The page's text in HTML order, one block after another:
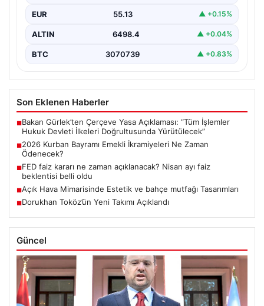
EUR 55.13 ▲ +0.15%
ALTIN 6498.4 ▲ +0.04%
BTC 3070739 ▲ +0.83%
Son Eklenen Haberler
■Bakan Gürlek’ten Çerçeve Yasa Açıklaması: “Tüm İşlemler
Hukuk Devleti İlkeleri Doğrultusunda Yürütülecek”
■2026 Kurban Bayramı Emekli İkramiyeleri Ne Zaman
Ödenecek?
■FED faiz kararı ne zaman açıklanacak? Nisan ayı faiz
beklentisi belli oldu
■Açık Hava Mimarisinde Estetik ve bahçe mutfağı Tasarımları
■Dorukhan Toköz’ün Yeni Takımı Açıklandı
Güncel